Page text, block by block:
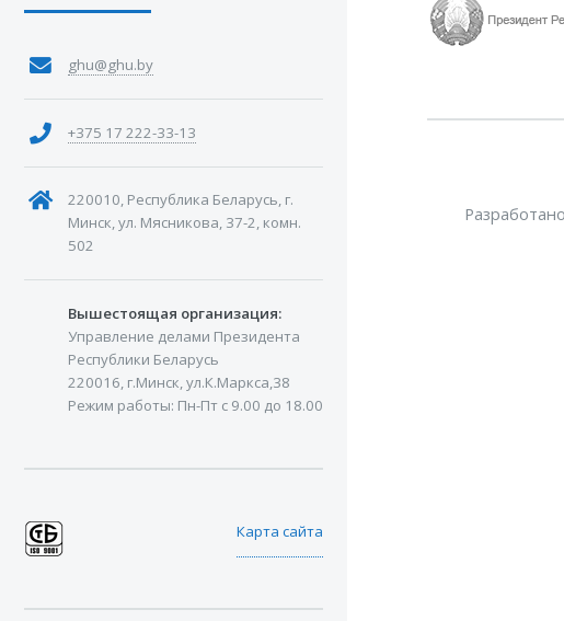
ghu@ghu.by
+375 17 222-33-13
220010, Республика Беларусь, г.
Минск, ул. Мясникова, 37-2, комн.
502
Вышестоящая организация:
Управление делами Президента
Республики Беларусь
220016, г.Минск, ул.К.Маркса,38
Режим работы: Пн-Пт с 9.00 до 18.00
Карта сайта